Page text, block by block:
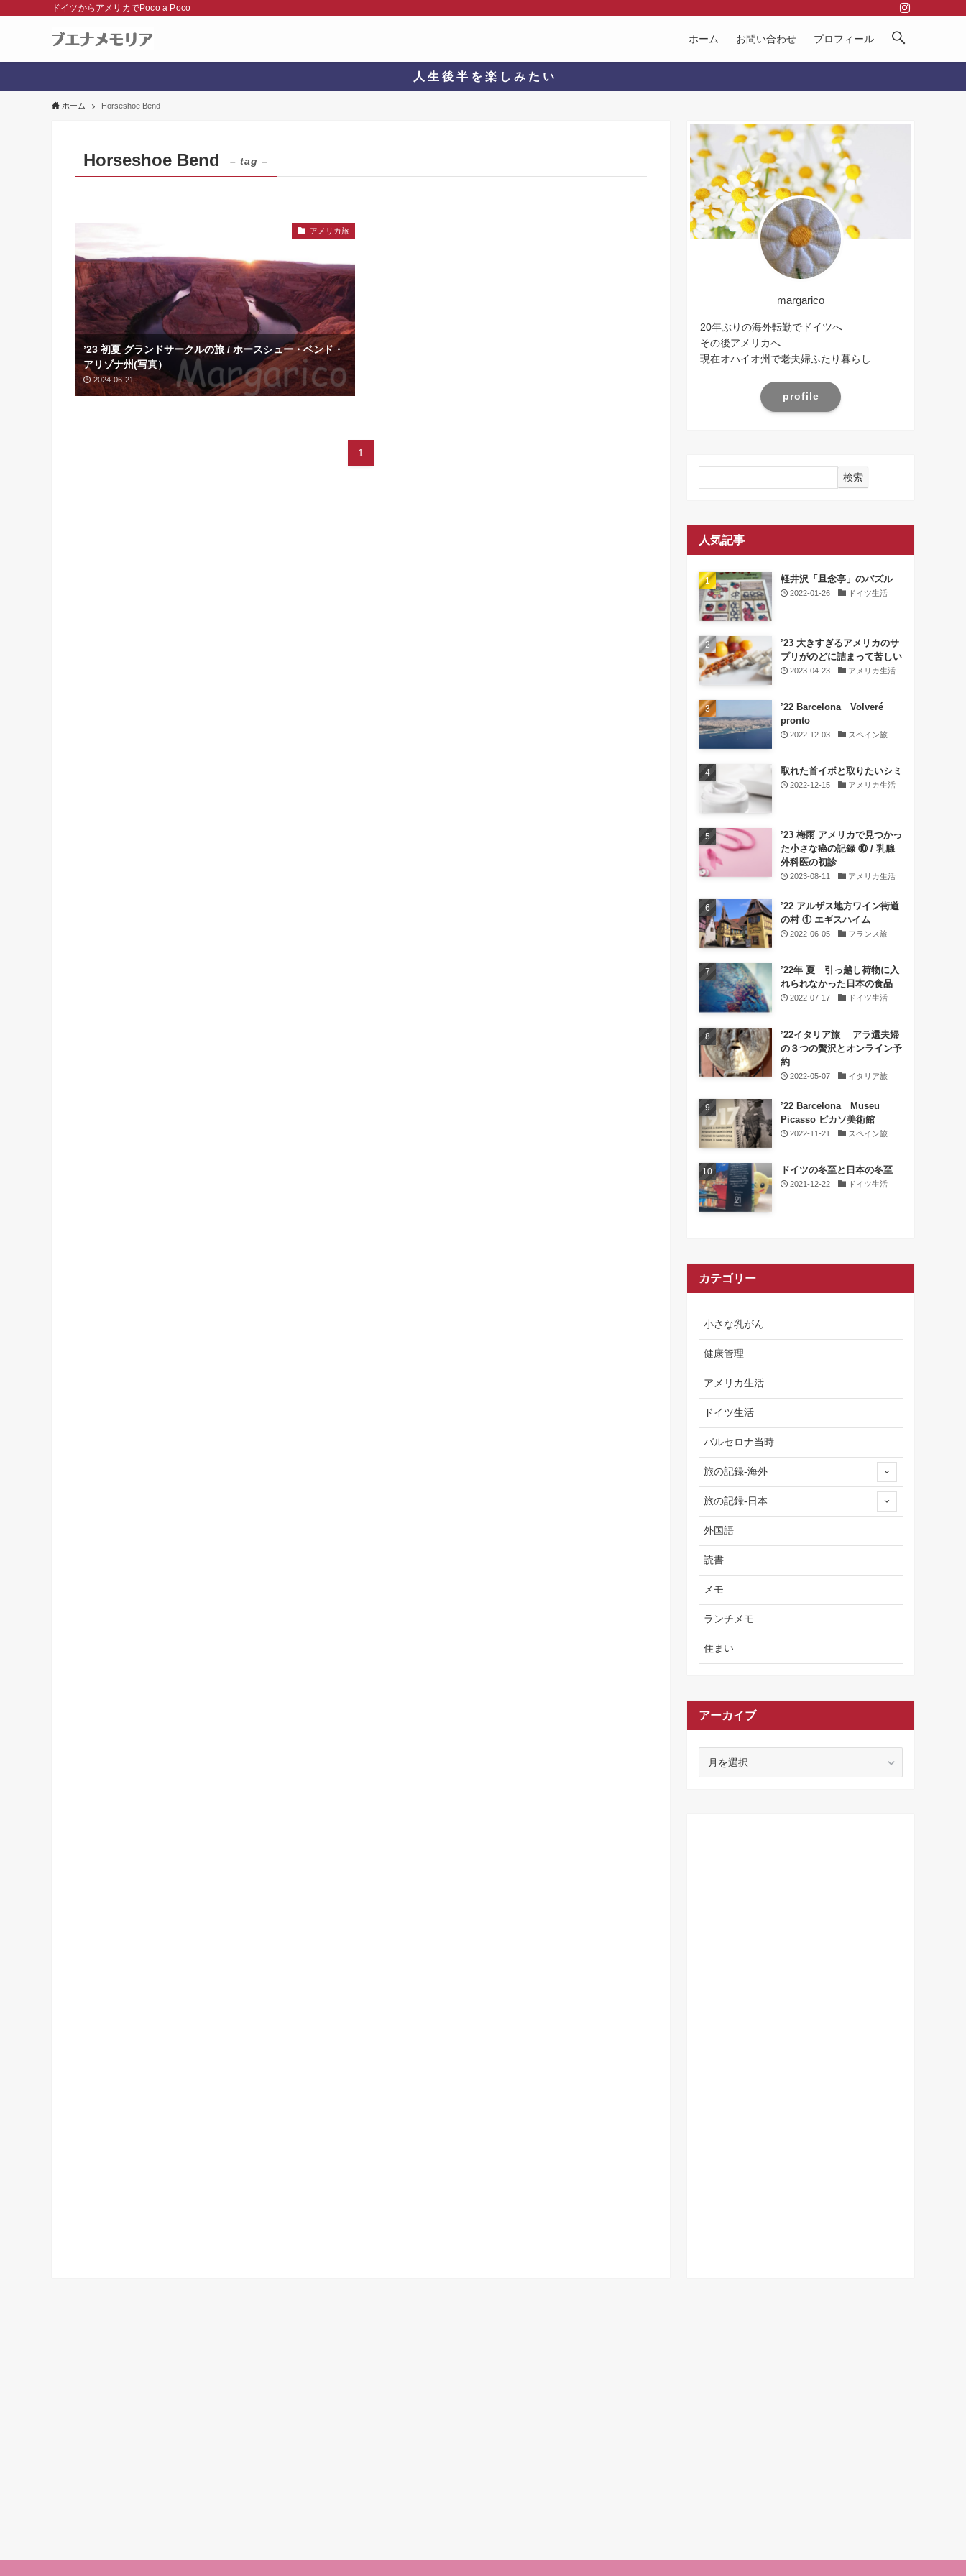
ドイツからアメリカでPoco a Poco
ホーム お問い合わせ プロフィール
人 生 後 半 を 楽 し み た い
ホーム Horseshoe Bend
Horseshoe Bend – tag –
アメリカ旅
’23 初夏 グランドサークルの旅 / ホースシュー・ベンド・
アリゾナ州(写真）
2024-06-21
1
margarico
20年ぶりの海外転勤でドイツへ
その後アメリカへ
現在オハイオ州で老夫婦ふたり暮らし
profile
検索
人気記事
軽井沢「旦念亭」のパズル
2022-01-26 ドイツ生活
’23 大きすぎるアメリカのサ
プリがのどに詰まって苦しい
2023-04-23 アメリカ生活
’22 Barcelona Volveré
pronto
2022-12-03 スペイン旅
取れた首イボと取りたいシミ
2022-12-15 アメリカ生活
’23 梅雨 アメリカで見つかっ
た小さな癌の記録 ⑩ / 乳腺
外科医の初診
2023-08-11 アメリカ生活
’22 アルザス地方ワイン街道
の村 ① エギスハイム
2022-06-05 フランス旅
’22年 夏 引っ越し荷物に入
れられなかった日本の食品
2022-07-17 ドイツ生活
’22イタリア旅 アラ還夫婦
の３つの贅沢とオンライン予
約
2022-05-07 イタリア旅
’22 Barcelona Museu
Picasso ピカソ美術館
2022-11-21 スペイン旅
ドイツの冬至と日本の冬至
2021-12-22 ドイツ生活
カテゴリー
小さな乳がん
健康管理
アメリカ生活
ドイツ生活
バルセロナ当時
旅の記録-海外
旅の記録-日本
外国語
読書
メモ
ランチメモ
住まい
アーカイブ